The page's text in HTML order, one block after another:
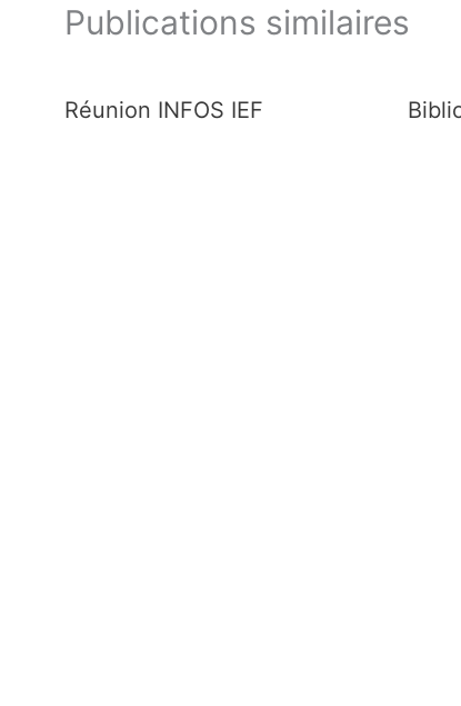
Publications similaires
Réunion INFOS IEF